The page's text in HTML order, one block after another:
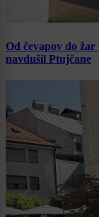
Od čevapov do
navdušil Ptujčane